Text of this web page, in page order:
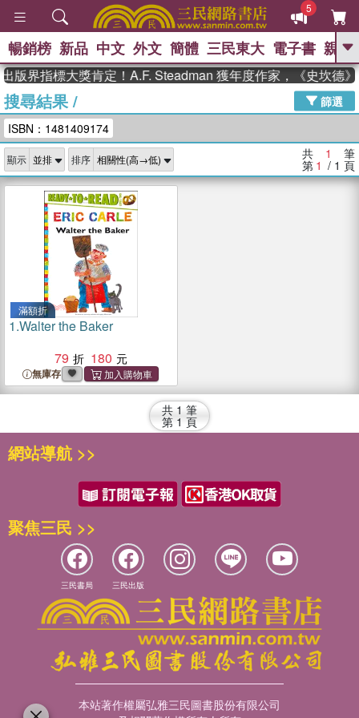
5
GO
高希均教授回憶錄
、 The Odyssey 、 父親節 、 如果歷
獎 臺灣漫遊錄 、 方念華 、 台灣的李
登輝時代
數學女孩：黎曼猜想 、
偉大的迷走神經
暢銷榜 新品 中文 外文 簡體 三民東大 電子書 親子
版界指標大獎肯定！A.F. Steadman 獲年度作家，《史坎德
搜尋結果/
篩選
ISBN：1481409174
顯示 排序 共 1 筆
第 1 / 1 頁
滿額折
1.Walter the Baker
79
180
無庫存
共 1 筆
第 1 頁
網站導航 >>
聚焦三民 >>
三民書局 三民出版
本站著作權屬弘雅三民圖書股份有限公司